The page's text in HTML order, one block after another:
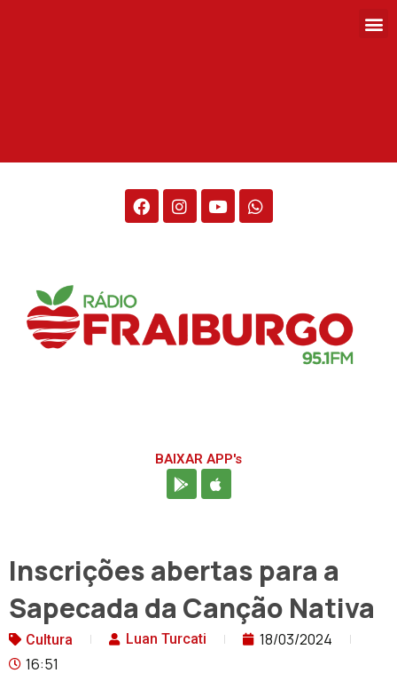
BAIXAR APP's
Inscrições abertas para a
Sapecada da Canção Nativa
Cultura Luan Turcati
18/03/2024
16:51